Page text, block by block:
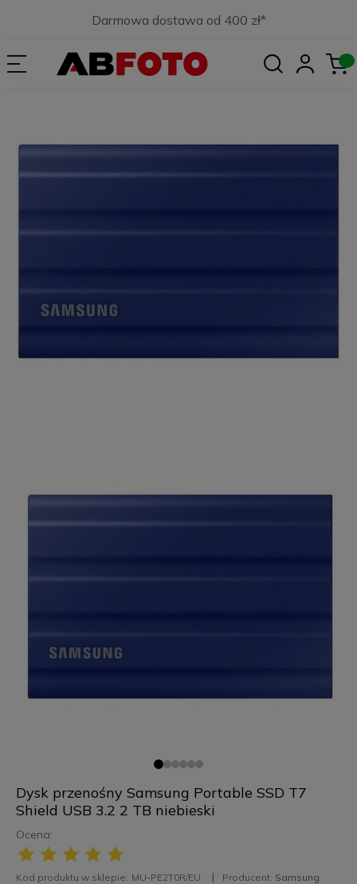
Darmowa dostawa od 400 zł*
Dysk przenośny Samsung Portable SSD T7
Shield USB 3.2 2 TB niebieski
Ocena:
Kod produktu w sklepie: MU-PE2T0R/EU Producent: Samsung